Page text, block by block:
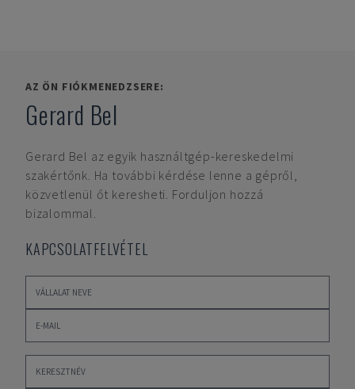
AZ ÖN FIÓKMENEDZSERE:
Gerard Bel
Gerard Bel az egyik használtgép-kereskedelmi
szakértőnk. Ha további kérdése lenne a gépről,
közvetlenül őt keresheti. Forduljon hozzá
bizalommal.
KAPCSOLATFELVÉTEL